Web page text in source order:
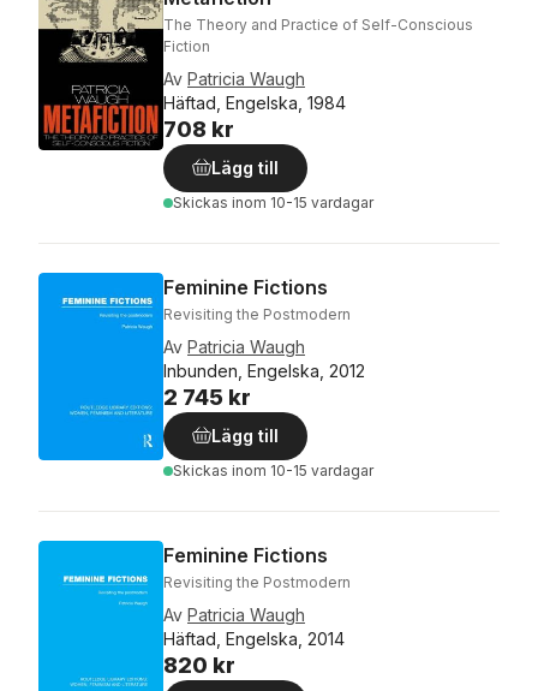
The Theory and Practice of Self-Conscious
Fiction
Av Patricia Waugh
Häftad, Engelska, 1984
708 kr
Lägg till
Skickas inom 10-15 vardagar
Feminine Fictions
Revisiting the Postmodern
Av Patricia Waugh
Inbunden, Engelska, 2012
2 745 kr
Lägg till
Skickas inom 10-15 vardagar
Feminine Fictions
Revisiting the Postmodern
Av Patricia Waugh
Häftad, Engelska, 2014
820 kr